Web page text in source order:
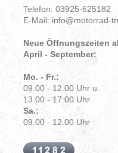
Telefon: 03925-625182
E-Mail: info@motorrad-
Neue Öffnungszeiten
April - September:
Mo. - Fr.:
09.00 - 12.00 Uhr u.
13.00 - 17.00 Uhr
Sa.:
09.00 - 12.00 Uhr